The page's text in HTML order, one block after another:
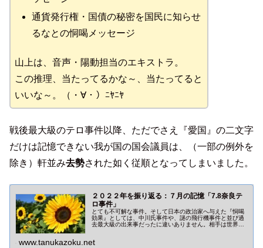
通貨発行権・国債の秘密を国民に知らせ
るなとの恫喝メッセージ
山上は、音声・陽動担当のエキストラ。
この推理、当たってるかな～、当たってると
いいな～。（・∀・）ﾆﾔﾆﾔ
戦後最大級のテロ事件以降、ただでさえ『愛国』の二文字
だけは記憶できない我が国の国会議員は、（一部の例外を
除き）軒並み去勢された如く従順となってしまいました。
２０２２年を振り返る：７月の記憶「7.8奈良テ
ロ事件」
とても不可解な事件。そして日本の政治家へ与えた『恫喝
効果』としては、中川氏事件や、謎の飛行機事件と並び過
去最大級の出来事だったに違いありません。相手は世界中
www.tanukazoku.net